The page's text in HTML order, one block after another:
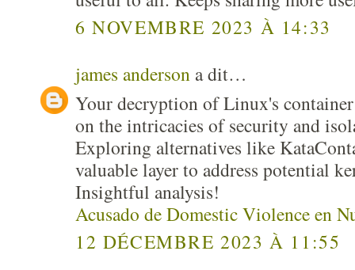
6 NOVEMBRE 2023 À 14:33
james anderson a dit…
Your decryption of Linux's
on the intricacies of security and
Exploring alternatives like
valuable layer to address potential
Insightful analysis!
Acusado de Domestic Violence en
12 DÉCEMBRE 2023 À 11:55